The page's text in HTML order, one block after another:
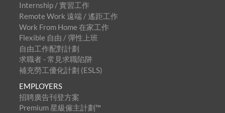
Internship / 實習工作
Remote Work 遠端 / 遙距工作
Work From Home 在家工作
Flexible 自由 / 彈性上班
自由工作配對計劃
求職者 - 常見求職陷阱
補充勞工優化計劃 (ESLS)
EMPLOYERS
招聘廣告刊登方案
Premium 星級僱主計劃™